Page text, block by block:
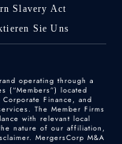
Slavery Act
Sie Uns
operating through a
(“Members”) located
Finance, and
The Member Firms
with relevant local
nature of our affiliation,
MergersCorp M&A